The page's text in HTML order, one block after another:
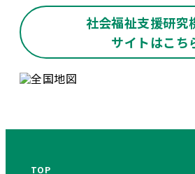
社会福祉支援研究
サイトはこち
TOP